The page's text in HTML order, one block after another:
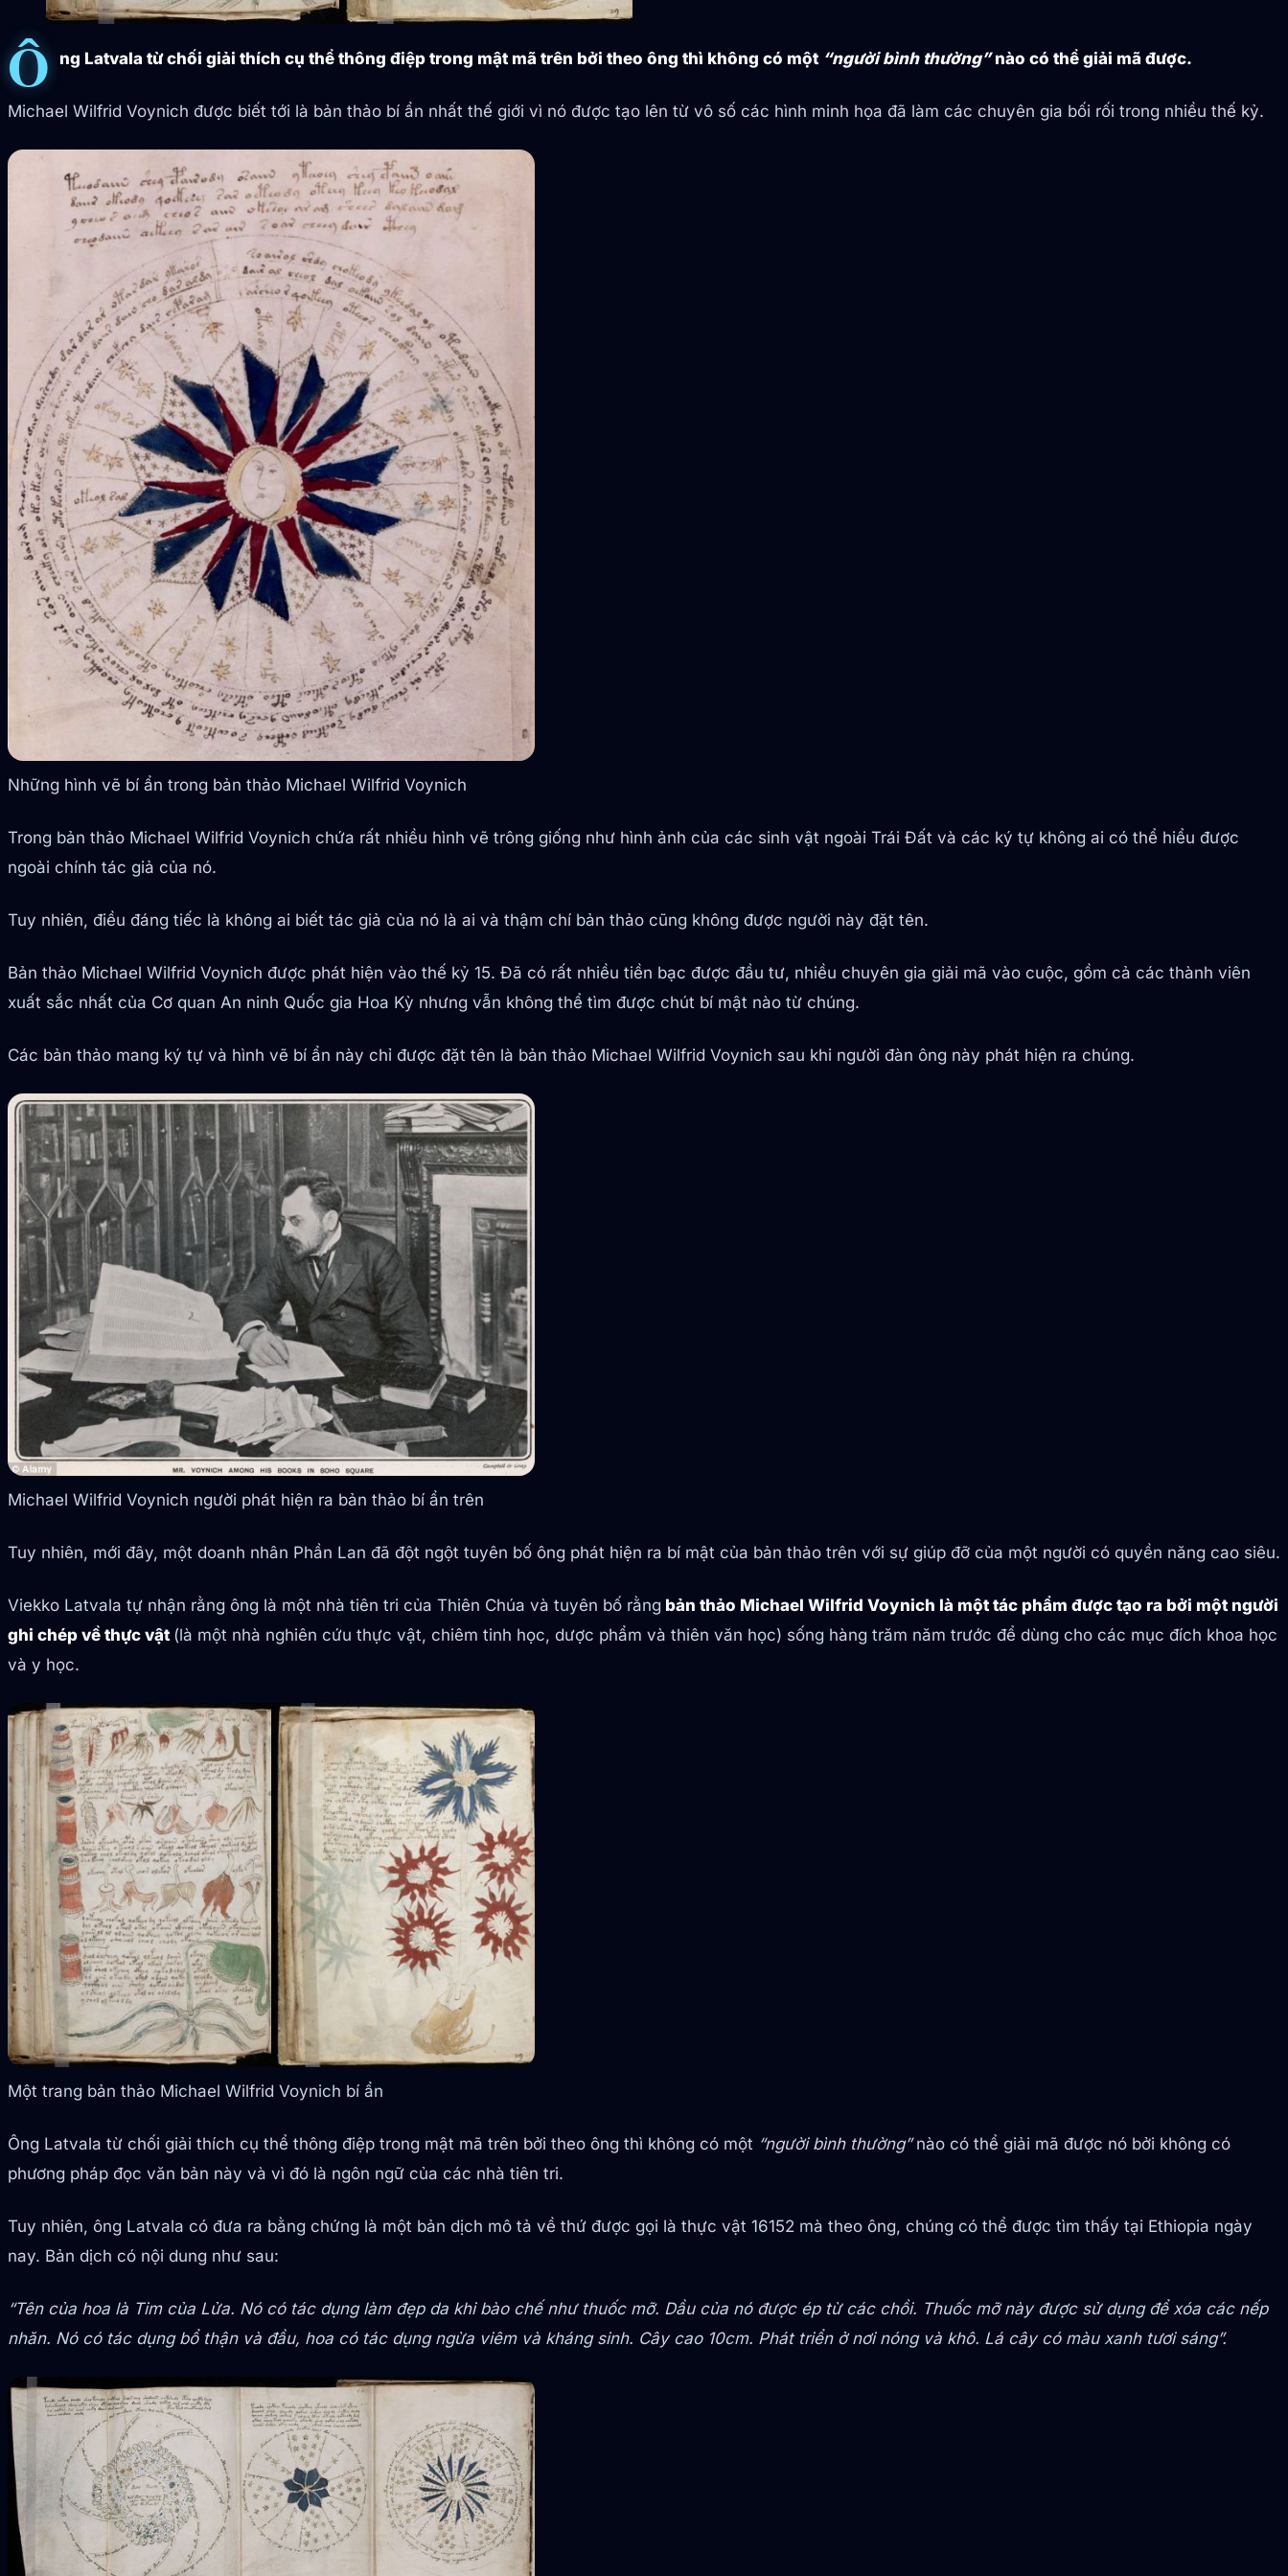
Ô ng Latvala từ chối giải thích cụ thể thông điệp trong mật mã trên bởi theo ông thì không có một “người bình thường”nào có thể giải mã được.
Michael Wilfrid Voynich được biết tới là bản thảo bí ẩn nhất thế giới vì nó được tạo lên từ vô số các hình minh họa đã làm các chuyên gia bối rối trong nhiều thế kỷ.
Những hình vẽ bí ẩn trong bản thảo Michael Wilfrid Voynich
Trong bản thảo Michael Wilfrid Voynich chứa rất nhiều hình vẽ trông giống như hình ảnh của các sinh vật ngoài Trái Đất và các ký tự không ai có thể hiểu được
ngoài chính tác giả của nó.
Tuy nhiên, điều đáng tiếc là không ai biết tác giả của nó là ai và thậm chí bản thảo cũng không được người này đặt tên.
Bản thảo Michael Wilfrid Voynich được phát hiện vào thế kỷ 15. Đã có rất nhiều tiền bạc được đầu tư, nhiều chuyên gia giải mã vào cuộc, gồm cả các thành viên
xuất sắc nhất của Cơ quan An ninh Quốc gia Hoa Kỳ nhưng vẫn không thể tìm được chút bí mật nào từ chúng.
Các bản thảo mang ký tự và hình vẽ bí ẩn này chỉ được đặt tên là bản thảo Michael Wilfrid Voynich sau khi người đàn ông này phát hiện ra chúng.
Michael Wilfrid Voynich người phát hiện ra bản thảo bí ẩn trên
Tuy nhiên, mới đây, một doanh nhân Phần Lan đã đột ngột tuyên bố ông phát hiện ra bí mật của bản thảo trên với sự giúp đỡ của một người có quyền năng cao siêu.
Viekko Latvala tự nhận rằng ông là một nhà tiên tri của Thiên Chúa và tuyên bố rằng bản thảo Michael Wilfrid Voynich là một tác phẩm được tạo ra bởi một người
ghi chép về thực vật (là một nhà nghiên cứu thực vật, chiêm tinh học, dược phẩm và thiên văn học) sống hàng trăm năm trước để dùng cho các mục đích khoa học
và y học.
Một trang bản thảo Michael Wilfrid Voynich bí ẩn
Ông Latvala từ chối giải thích cụ thể thông điệp trong mật mã trên bởi theo ông thì không có một “người bình thường”nào có thể giải mã được nó bởi không có
phương pháp đọc văn bản này và vì đó là ngôn ngữ của các nhà tiên tri.
Tuy nhiên, ông Latvala có đưa ra bằng chứng là một bản dịch mô tả về thứ được gọi là thực vật 16152 mà theo ông, chúng có thể được tìm thấy tại Ethiopia ngày
nay. Bản dịch có nội dung như sau:
“Tên của hoa là Tim của Lửa. Nó có tác dụng làm đẹp da khi bào chế như thuốc mỡ. Dầu của nó được ép từ các chồi. Thuốc mỡ này được sử dụng để xóa các nếp
nhăn. Nó có tác dụng bổ thận và đầu, hoa có tác dụng ngừa viêm và kháng sinh. Cây cao 10cm. Phát triển ở nơi nóng và khô. Lá cây có màu xanh tươi sáng”.